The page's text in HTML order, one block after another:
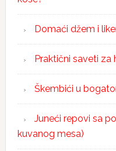
Domaći džem i
Praktični saveti za
Škembići u
Juneći repovi sa
kuvanog mesa)